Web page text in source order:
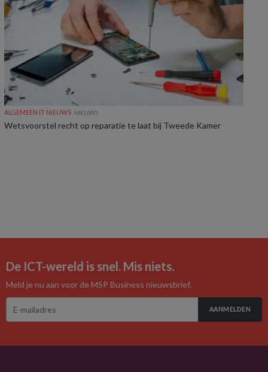
ALGEMEEN IT NIEUWS NIEUWS
Wetsvoorstel recht op reparatie te laat bij Tweede Kamer
De ICT-wereld is snel. Mis niets.
Meld je nu aan voor de MSP Business nieuwsbrief.
AANMELDEN